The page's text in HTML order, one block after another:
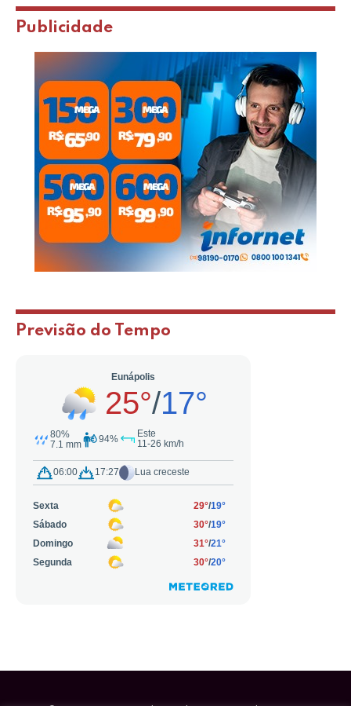
Publicidade
Previsão do Tempo